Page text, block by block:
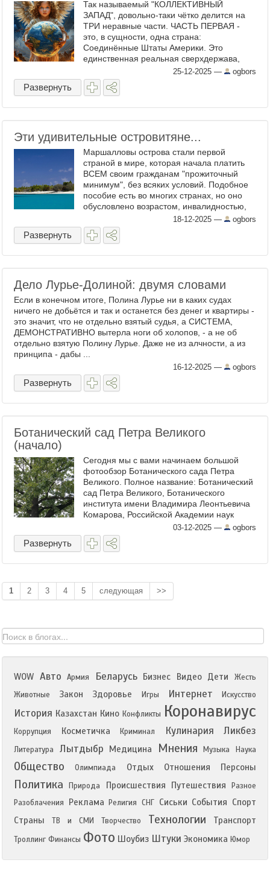
Так называемый "КОЛЛЕКТИВНЫЙ
ЗАПАД", довольно-таки чëтко делится на
ТРИ неравные части. ЧАСТЬ ПЕРВАЯ -
это, в сущности, одна страна:
Соединëнные Штаты Америки. Это
единственная реальная сверхдержава,
которая рулит миром - подчеркну: ВСЕМ
миром, без исключения. Это ведь именно
ИХ ...
25-12-2025 — ogbors
Развернуть
Эти удивительные островитяне...
Маршалловы острова стали первой
страной в мире, которая начала платить
ВСЕМ своим гражданам "прожиточный
минимум", без всяких условий. Подобное
пособие есть во многих странах, но оно
обусловлено возрастом, инвалидностью,
"социальной слабостью", трудовым
стажем, а также ...
18-12-2025 — ogbors
Развернуть
Дело Лурье-Долиной: двумя словами
Если в конечном итоге, Полина Лурье ни в каких судах
ничего не добьëтся и так и останется без денег и квартиры -
это значит, что не отдельно взятый судья, а СИСТЕМА,
ДЕМОНСТРАТИВНО вытерла ноги об холопов, - а не об
отдельно взятую Полину Лурье. Даже не из алчности, а из
принципа - дабы ...
16-12-2025 — ogbors
Развернуть
Ботанический сад Петра Великого
(начало)
Сегодня мы с вами начинаем большой
фотообзор Ботанического сада Петра
Великого. Полное название: Ботанический
сад Петра Великого, Ботанического
института имени Владимира Леонтьевича
Комарова, Российской Академии наук
(Ботанический сад БИН РАН). Он же -
бывший Императорский Ботанический ...
03-12-2025 — ogbors
Развернуть
1 2 3 4 5 следующая >>
WOW Авто Армия Беларусь Бизнес Видео Дети
Жесть
Животные
Закон Здоровье Игры Интернет Искусство
История Казахстан Кино Конфликты Коронавирус
Коррупция Косметичка Криминал Кулинария Ликбез
Литература Лытдыбр Медицина Мнения Музыка Наука
Общество Олимпиада Отдых Отношения Персоны
Политика Природа Происшествия Путешествия
Разное
Разоблачения
Реклама Религия СНГ Сиськи События Спорт
Страны
ТВ и СМИ Творчество Технологии Транспорт
Троллинг Финансы Фото Шоубиз Штуки Экономика Юмор